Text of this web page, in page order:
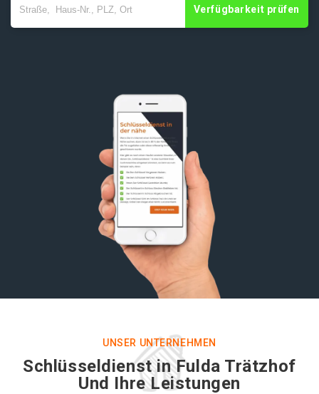
Verfügbarkeit prüfen
UNSER UNTERNEHMEN
Schlüsseldienst in Fulda Trätzhof
Und Ihre Leistungen